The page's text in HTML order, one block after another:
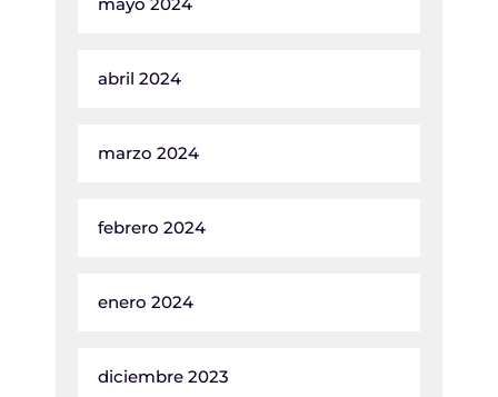
abril 2024
marzo 2024
febrero 2024
enero 2024
diciembre 2023